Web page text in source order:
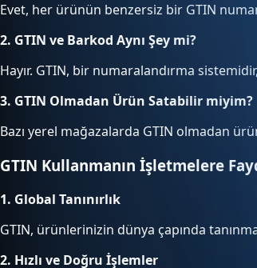
Evet, her ürünün benzersiz bir GTIN
2. GTIN ve Barkod Aynı Şey mi?
Hayır. GTIN, bir numaralandırma
3. GTIN Olmadan Ürün Satabilir miyim?
Bazı yerel mağazalarda GTIN olmadan
GTIN Kullanmanın İşletmelere
1. Global Tanınırlık
GTIN, ürünlerinizin dünya çapında
2. Hızlı ve Doğru İşlemler